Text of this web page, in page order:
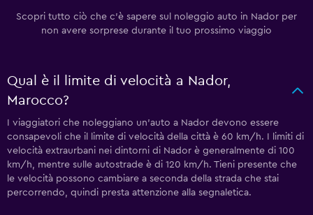
Scopri tutto ciò che c'è sapere sul noleggio auto in Nador per
non avere sorprese durante il tuo prossimo viaggio
Qual è il limite di velocità a Nador,
Marocco?
I viaggiatori che noleggiano un'auto a Nador devono essere
consapevoli che il limite di velocità della città è 60 km/h. I limiti di
velocità extraurbani nei dintorni di Nador è generalmente di 100
km/h, mentre sulle autostrade è di 120 km/h. Tieni presente che
le velocità possono cambiare a seconda della strada che stai
percorrendo, quindi presta attenzione alla segnaletica.